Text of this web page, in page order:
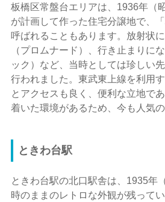
板橋区常盤台エリアは、1936年（
が計画して作った住宅分譲地で、
呼ばれることもあります。放射状
（プロムナード）、行き止まりに
ック）など、当時としては珍しい
行われました。東武東上線を利用
とアクセスも良く、便利な立地で
着いた環境があるため、今も人気の
ときわ台駅
ときわ台駅の北口駅舎は、1935年
時のままのレトロな外観が残って